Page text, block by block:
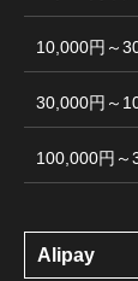
10,000円～
30,000円～
100,000円～
Alipay